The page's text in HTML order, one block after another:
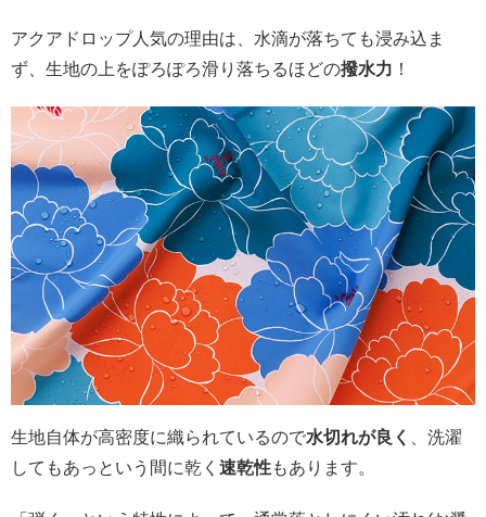
アクアドロップ人気の理由は、水滴が落ちても浸み込ま
ず、生地の上をぽろぽろ滑り落ちるほどの撥水力 ！
生地自体が高密度に織られているので水切れが良く
、洗濯
してもあっという間に乾く 速乾性もあります。